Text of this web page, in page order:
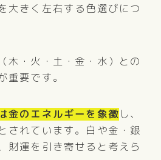
大きく左右する色選びにつ
木・火・土・金・水）との
重要です。
金のエネルギーを象徴 し、
されています。白や金・銀
財運を引き寄せると考えら